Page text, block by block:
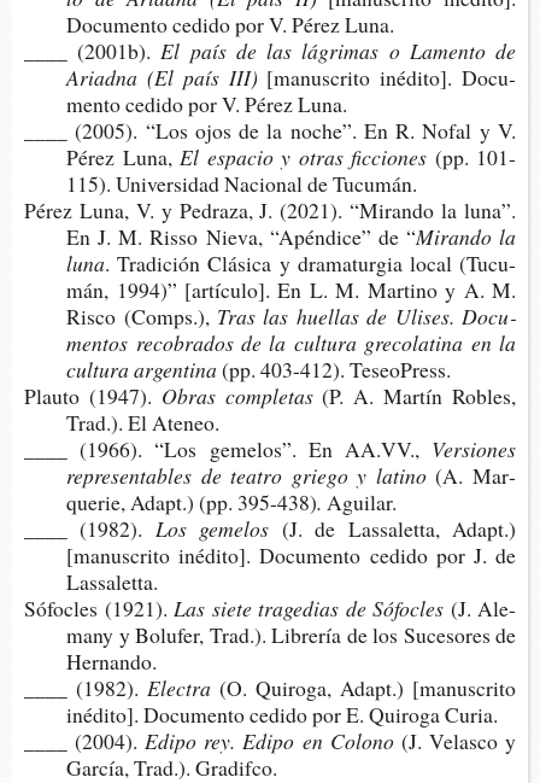
Docu­men­to cedi­do por V. Pérez Luna.
____ (2001b).El país de las lágri­mas o Lamen­to de
Ariadna (El país III) [manus­cri­to iné­di­to]. Docu­
men­to cedi­do por V. Pérez Luna.
____ (2005). “Los ojos de la noche”. En R. Nofal y V.
Pérez Luna,El espa­cio y otras ficciones (pp. 101-​
115). Uni­ver­si­dad Nacio­nal de Tucumán.
Pérez Luna, V. y Pedra­za, J. (2021). “Miran­do la luna”.
En J. M. Risso Nieva, “Apéndice” de “Miran­do la
luna. Tra­di­ción Clá­si­ca y dra­ma­tur­gia local (Tucu­
mán, 1994)” [artícu­lo]. En L. M. Mar­tino y A. M.
Risco (Comps.), Tras las hue­llas de Uli­ses. Docu­
men­tos reco­bra­dos de la cul­tu­ra gre­co­la­ti­na en la
cul­tu­ra argentina (pp. 403-​412). TeseoPress.
Plau­to (1947). Obras completas(P. A. Mar­tín Robles,
Trad.). El Ateneo.
____ (1966). “Los geme­los”. En AA.VV., Ver­sio­nes
repre­sen­ta­bles de tea­tro grie­go y latino(A. Mar­
que­rie, Adapt.) (pp. 395-438).Aguilar.
____ (1982). Los gemelos (J. de Las­sa­let­ta, Adapt.)
[manus­cri­to iné­di­to]. Docu­men­to cedi­do por J. de
Lassaletta.
Sófo­cles (1921). Las siete tra­ge­dias de Sófocles (J. Ale­
many y Bolu­fer, Trad.). Libre­ría de los Suce­so­res de
Hernando.
____ (1982). Electra (O. Qui­ro­ga, Adapt.) [manus­cri­to
iné­di­to]. Docu­men­to cedi­do por E. Qui­ro­ga Curia.
____ (2004).Edipo rey. Edipo en Colono(J. Velas­co y
Gar­cía, Trad.). Gradifco.